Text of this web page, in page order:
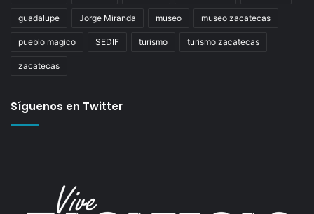
guadalupe Jorge Miranda museo museo zacatecas
pueblo magico SEDIF turismo turismo zacatecas
zacatecas
Síguenos en Twitter